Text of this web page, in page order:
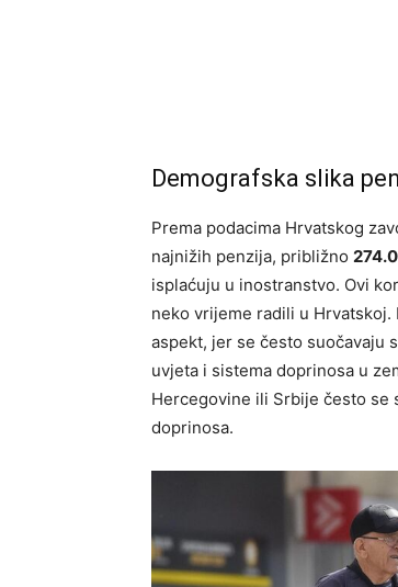
Demografska slika
Prema podacima Hrvatskog
najnižih penzija, približno
isplaćuju u inostranstvo. Ovi
neko vrijeme radili u
aspekt, jer se često suočavaju
uvjeta i sistema doprinosa u
Hercegovine ili Srbije često se
doprinosa.